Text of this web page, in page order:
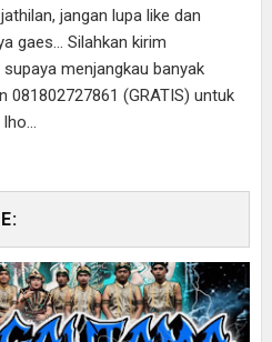
jangan lupa like dan
gaes... Silahkan kirim
menjangkau banyak
081802727861 (GRATIS) untuk